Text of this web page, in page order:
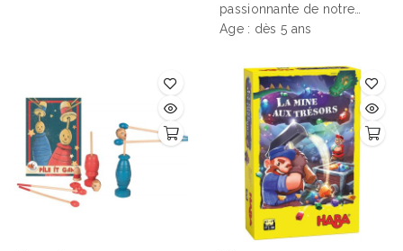
dédiés à chaque espèce.
passionnante de notre
grand classique
Age : dès 5 ans